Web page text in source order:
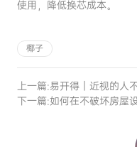
使用，降低换芯成本。
椰子
上一篇:易开得｜近视的人
下一篇:如何在不破坏房屋设